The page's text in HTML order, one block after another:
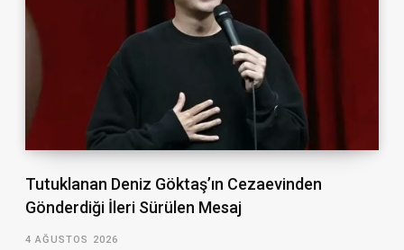
Tutuklanan Deniz Göktaş’ın Cezaevinden
Gönderdiği İleri Sürülen Mesaj
4 AĞUSTOS 2026